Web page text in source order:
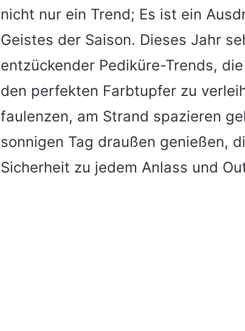
nicht nur ein Trend; Es ist ein
Geistes der Saison. Dieses Jahr
entzückender Pediküre-Trends,
den perfekten Farbtupfer zu
faulenzen, am Strand spazieren
sonnigen Tag draußen genießen,
Sicherheit zu jedem Anlass und